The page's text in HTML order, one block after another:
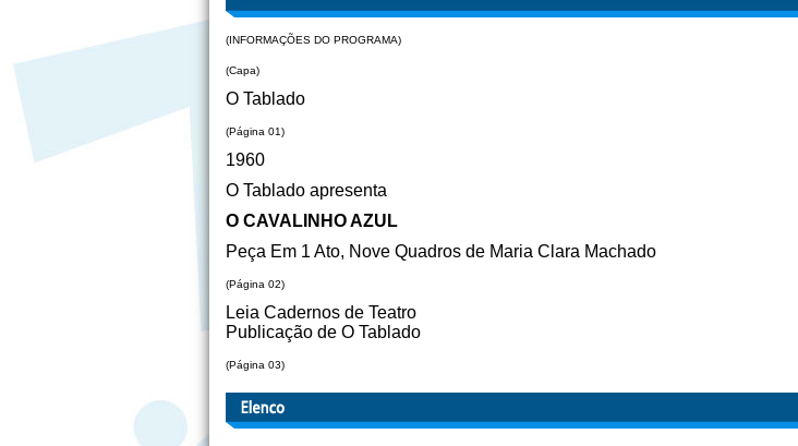
(INFORMAÇÕES DO PROGRAMA)
(Capa)
O Tablado
(Página 01)
1960
O Tablado apresenta
O CAVALINHO AZUL
Peça Em 1 Ato, Nove Quadros de Maria Clara Machado
(Página 02)
Leia Cadernos de Teatro
Publicação de O Tablado
(Página 03)